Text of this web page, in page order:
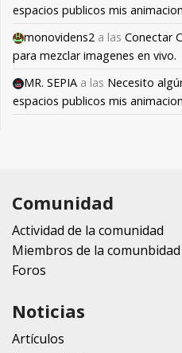
espacios publicos mis
monovidens2 a las Conectar
para mezclar imagenes en vivo.
MR. SEPIA a las Necesito
espacios publicos mis
Comunidad
Actividad de la comunidad
Miembros de la comunbidad
Foros
Noticias
Artículos